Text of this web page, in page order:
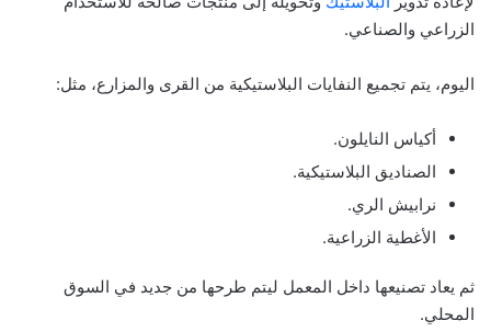
الزراعي والصناعي.
اليوم، يتم تجميع النفايات البلاستيكية من القرى والمزارع، مثل:
أكياس النايلون.
الصناديق البلاستيكية.
نرابيش الري.
الأغطية الزراعية.
ثم يعاد تصنيعها داخل المعمل ليتم طرحها من جديد في السوق
المحلي.